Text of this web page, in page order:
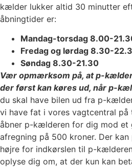
kælder lukker altid 30 minutter
åbningtider er:
Mandag-torsdag 8.00-
Fredag og lørdag 8.30-
Søndag 8.30-21.30
Vær opmærksom på, at p-
der først kan køres ud, når p-
du skal have bilen ud fra p-
vi have fat i vores vagtcentral
åbner p-kælderen for dig mod et
afregning på 500 kroner. Der
højre for indkørslen til p-
oplyse dig om, at der kun kan